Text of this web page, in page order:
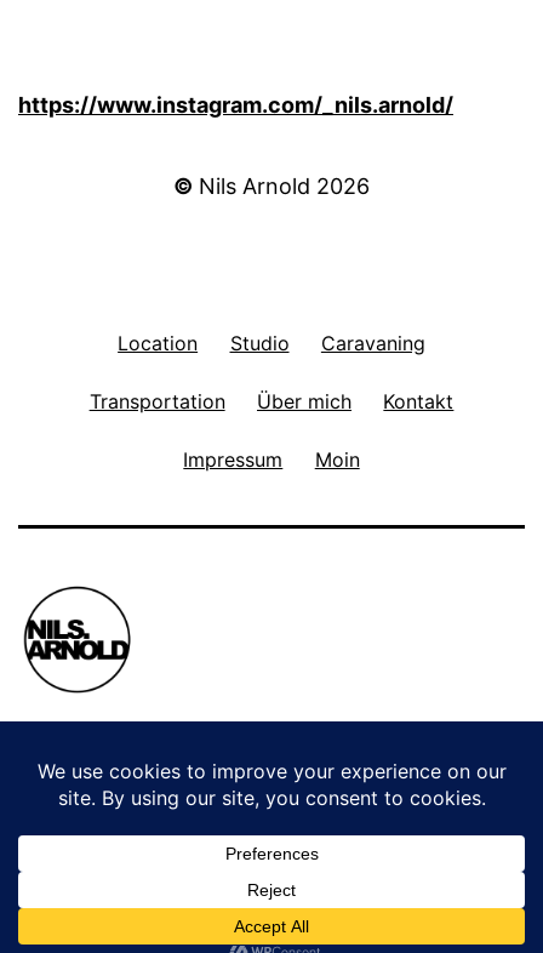
https://www.instagram.com/_nils.arnold/
© Nils Arnold 2026
Location Studio Caravaning
Transportation Über mich Kontakt
Impressum Moin
Stolz präsentiert von WordPress
WordPress Cookie Plugin von Real Cookie